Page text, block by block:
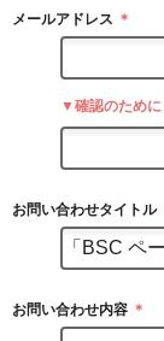
メールアドレス ＊
▼確認のために
お問い合わせタイトル
お問い合わせ内容 ＊